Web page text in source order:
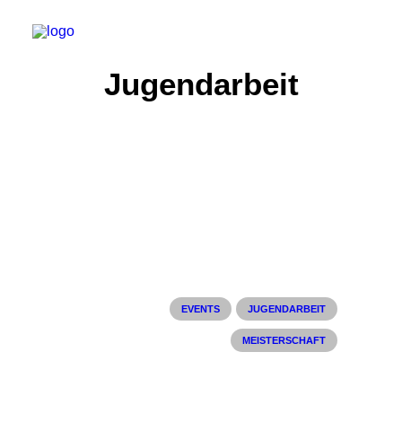
Jugendarbeit
EVENTS JUGENDARBEIT
MEISTERSCHAFT